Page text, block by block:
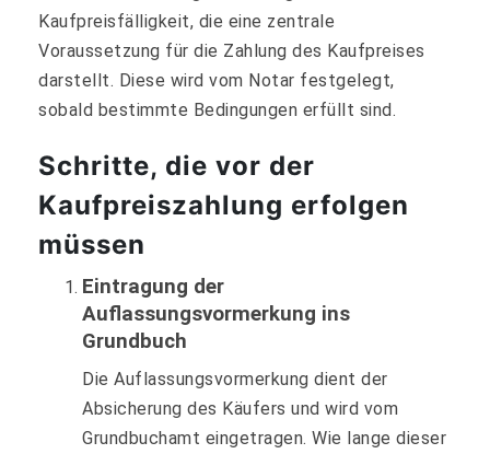
Kaufpreisfälligkeit, die eine zentrale
Voraussetzung für die Zahlung des Kaufpreises
darstellt. Diese wird vom Notar festgelegt,
sobald bestimmte Bedingungen erfüllt sind.
Schritte, die vor der
Kaufpreiszahlung erfolgen
müssen
Eintragung der
Auflassungsvormerkung ins
Grundbuch
Die Auflassungsvormerkung dient der
Absicherung des Käufers und wird vom
Grundbuchamt eingetragen. Wie lange dieser